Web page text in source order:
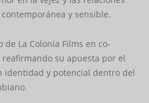
y sensible.
La Colonia Films en co-
su apuesta por el
identidad y potencial dentro del